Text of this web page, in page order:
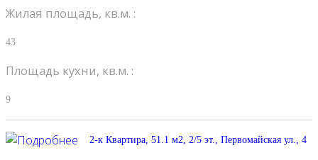
Жилая площадь, кв.м. :
43
Площадь кухни, кв.м. :
9
2-к Квартира, 51.1 м2, 2/5 эт., Первомайская ул., 4